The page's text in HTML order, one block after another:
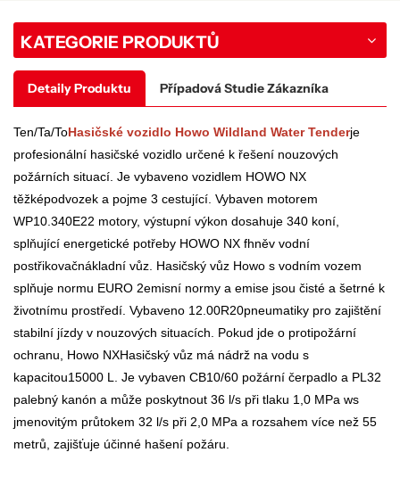
KATEGORIE PRODUKTŮ
Detaily Produktu Případová Studie Zákazníka
Ten/Ta/ToHasičské vozidlo Howo Wildland Water Tenderje
profesionální hasičské vozidlo určené k řešení nouzových
požárních situací. Je vybaveno vozidlem HOWO NX
těžképodvozek a pojme 3 cestující. Vybaven motorem
WP10. 340E22 motory, výstupní výkon dosahuje 340 koní
splňující energetické potřeby HOWO NX fhněv vodní
postřikovačnákladní vůz. Hasičský vůz Howo s vodním vozem
splňuje normu EURO 2emisní normy a emise jsou čisté a šetrné k
životnímu prostředí. Vybaveno 12 00R20pneumatiky pro zajištění
stabilní jízdy v nouzových situacích. Pokud jde o protipožární
ochranu, Howo NXHasičský vůz má nádrž na vodu s
kapacitou15000 L. Je vybaven CB10/60 požární čerpadlo a PL32
palebný kanón a může poskytnout 36 l/s při tlaku 1,0 MPa ws
jmenovitým průtokem 32 l/s při 2,0 MPa a rozsahem více než 55
metrů, zajišťuje účinné hašení požáru.